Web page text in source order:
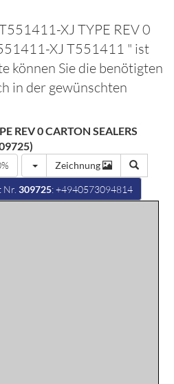
XJ TYPE REV 0
XJ T551411 " ist
können Sie die benötigten
in der gewünschten
REV 0 CARTON SEALERS
Zeichnung
Nr.309725: +4940573094814